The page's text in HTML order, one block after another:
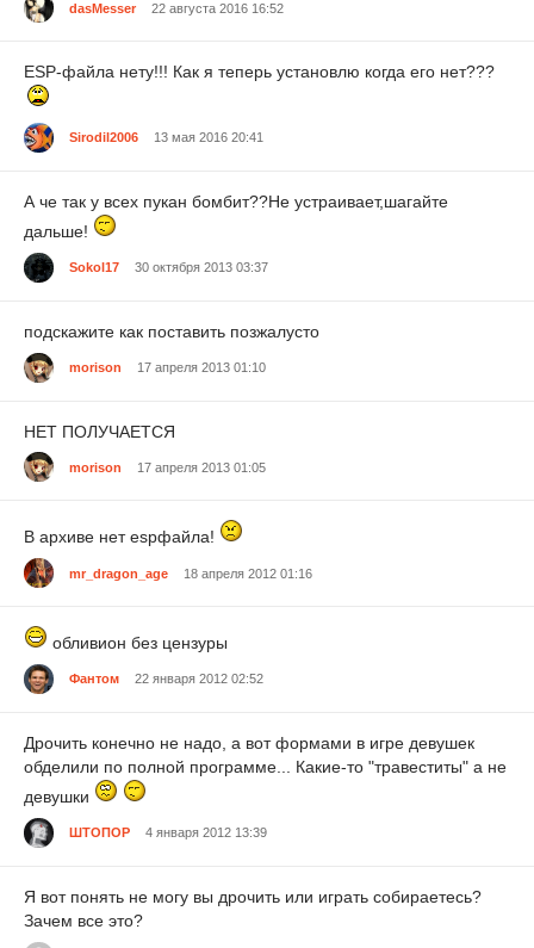
dasMesser 22 августа 2016 16:52
ESP-файла нету!!! Как я теперь установлю когда его нет???
Sirodil2006 13 мая 2016 20:41
А че так у всех пукан бомбит??Не устраивает,шагайте
дальше!
Sokol17 30 октября 2013 03:37
подскажите как поставить позжалусто
morison 17 апреля 2013 01:10
НЕТ ПОЛУЧАЕТСЯ
morison 17 апреля 2013 01:05
В архиве нет espфайла!
mr_dragon_age 18 апреля 2012 01:16
обливион без цензуры
Фантом 22 января 2012 02:52
Дрочить конечно не надо, а вот формами в игре девушек
обделили по полной программе... Какие-то "травеститы" а не
девушки
ШТОПОР 4 января 2012 13:39
Я вот понять не могу вы дрочить или играть собираетесь?
Зачем все это?